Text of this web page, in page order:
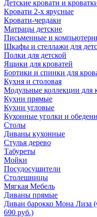
Детские кровати и
Кровати 2-х ярусные
Кровати-чердаки
Матрацы детские
Письменные и
Шкафы и стеллажи для
Полки для детской
Ящики для кроватей
Бортики и спинки для
Кухня и столовая
Модульные коллекции для
Кухни прямые
Кухни угловые
Кухонные уголки и
Столы
Диваны кухонные
Стулья дерево
Табуреты
Мойки
Посудосушители
Столешницы
Мягкая Мебель
Диваны прямые
Диван барокко Мона Лиза
690 руб.)